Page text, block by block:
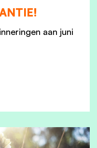
aan juni